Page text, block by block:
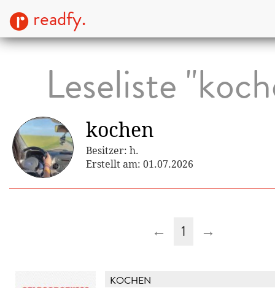
readfy.
Leseliste
kochen
Besitzer: h.
Erstellt am: 01.07.2026
← 1 →
KOCHEN